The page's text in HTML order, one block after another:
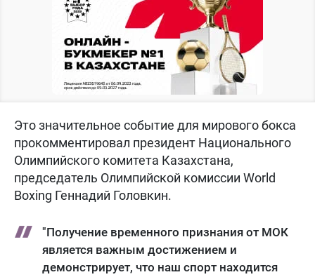
Это значительное событие для мирового бокса
прокомментировал президент Национального
Олимпийского комитета Казахстана,
председатель Олимпийской комиссии World
Boxing Геннадий Головкин.
"Получение временного признания от МОК
является важным достижением и
демонстрирует, что наш спорт находится